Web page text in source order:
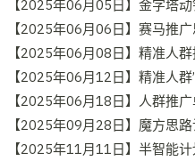
【2025年06月05日】金字塔
【2025年06月06日】赛马推
【2025年06月08日】精准人
【2025年06月12日】精准人
【2025年06月18日】人群推
【2025年09月28日】魔方思
【2025年11月11日】半智能